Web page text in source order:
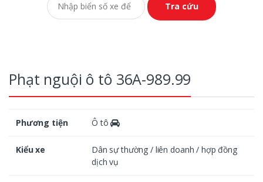
Phạt nguội ô tô 36A-989.99
Phương tiện Ô tô
Kiểu xe
Dân sự thường / liên doanh / hợp đồng
dịch vụ